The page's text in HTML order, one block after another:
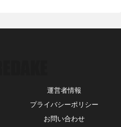
運営者情報
プライバシーポリシー
お問い合わせ